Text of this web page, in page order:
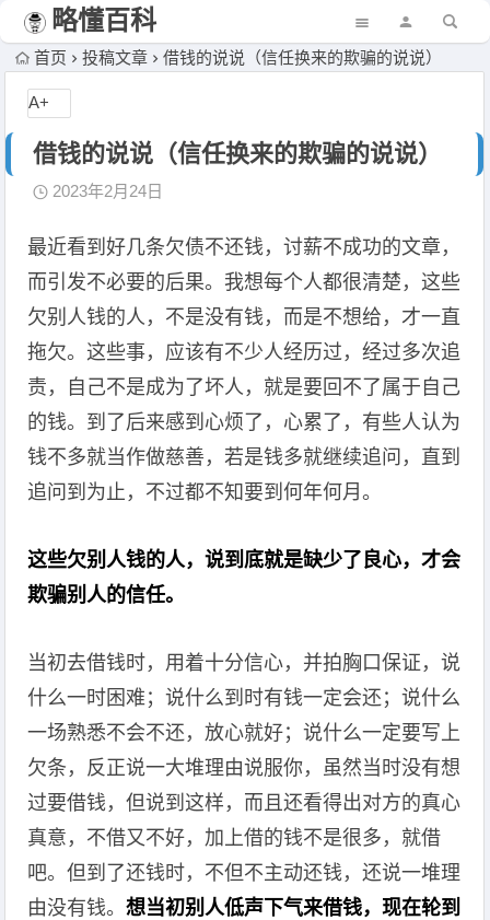
略懂百科
首页 投稿文章 借钱的说说（信任换来的欺骗的说说）
借钱的说说（信任换来的欺骗的说说）
2023年2月24日
最近看到好几条欠债不还钱，讨薪不成功的文章，
而引发不必要的后果。我想每个人都很清楚，这些
欠别人钱的人，不是没有钱，而是不想给，才一直
拖欠。这些事，应该有不少人经历过，经过多次追
责，自己不是成为了坏人，就是要回不了属于自己
的钱。到了后来感到心烦了，心累了，有些人认为
钱不多就当作做慈善，若是钱多就继续追问，直到
追问到为止，不过都不知要到何年何月。
这些欠别人钱的人，说到底就是缺少了良心，才会
欺骗别人的信任。
当初去借钱时，用着十分信心，并拍胸口保证，说
什么一时困难；说什么到时有钱一定会还；说什么
一场熟悉不会不还，放心就好；说什么一定要写上
欠条，反正说一大堆理由说服你，虽然当时没有想
过要借钱，但说到这样，而且还看得出对方的真心
真意，不借又不好，加上借的钱不是很多，就借
吧。但到了还钱时，不但不主动还钱，还说一堆理
由没有钱。想当初别人低声下气来借钱，现在轮到
A+